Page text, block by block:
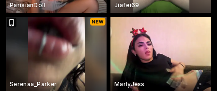
ParisianDoll Jiafei69
Serenaa_Parker MarlyJess